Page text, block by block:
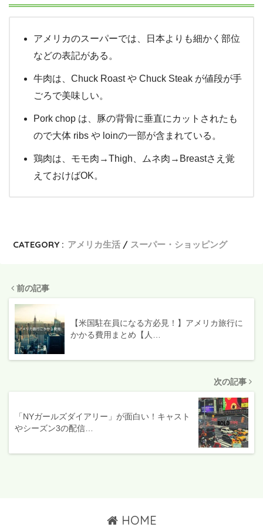
アメリカのスーパーでは、日本よりも細かく部位
などの表記がある。
牛肉は、Chuck Roast や Chuck Steak が値段が手
ごろで美味しい。
Pork chop は、豚の背骨に垂直にカットされたも
ので大体 ribs や loinの一部が含まれている。
鶏肉は、モモ肉→Thigh、ムネ肉→Breastさえ覚
えておけばOK。
CATEGORY : アメリカ生活 スーパー・ショッピング
前の記事
【米国駐在員になる方必見！】アメリカ旅行に
かかる費用まとめ【人…
次の記事
「NYガールズダイアリー」が面白い！キャスト
やシーズン3の配信…
HOME